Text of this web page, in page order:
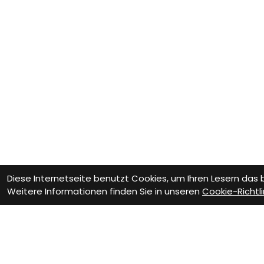
Diese Internetseite benutzt Cookies, um Ihren Lesern
Weitere Informationen finden Sie in unseren Cookie-